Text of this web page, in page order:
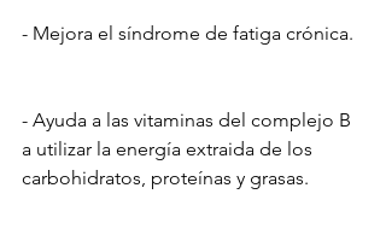
- Mejora el síndrome de fatiga crónica.
- Ayuda a las vitaminas del complejo B
a utilizar la energía extraida de los
carbohidratos, proteínas y grasas.